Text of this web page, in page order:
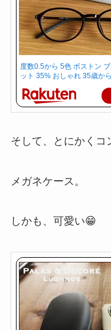
度数0.5から 5色 ボストン
ット 35% おしゃれ 35歳か
そして、とにかくコ
メガネケース。
しかも、可愛い😁